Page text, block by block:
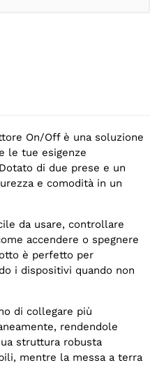
On/Off è una soluzione
le tue esigenze
di due prese e un
e comodità in un
da usare, controllare
accendere o spegnere
è perfetto per
i dispositivi quando non
di collegare più
rendendole
struttura robusta
mentre la messa a terra